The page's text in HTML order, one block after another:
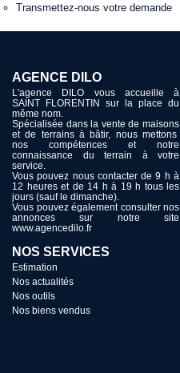
Transmettez-nous votre demande
AGENCE DILO
L'agence DILO vous accueille à
SAINT FLORENTIN sur la place du
même nom.
Spécialisée dans la vente de maisons
et de terrains à bâtir, nous mettons
nos compétences et notre
connaissance du terrain à votre
service.
Vous pouvez nous contacter de 9 h à
12 heures et de 14 h à 19 h tous les
jours (sauf le dimanche).
Vous pouvez également consulter nos
annonces sur notre site
www.agencedilo.fr
NOS SERVICES
Estimation
Nos actualités
Nos outils
Nos biens vendus